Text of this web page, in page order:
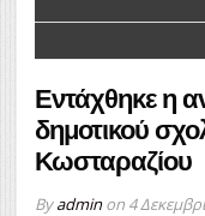
Εντάχθηκε η
δημοτικού
Κωσταραζίου
Byadminon 4